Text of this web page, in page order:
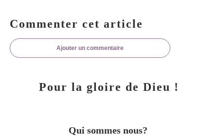
Commenter cet article
Ajouter un commentaire
Pour la gloire de Dieu !
Qui sommes nous?